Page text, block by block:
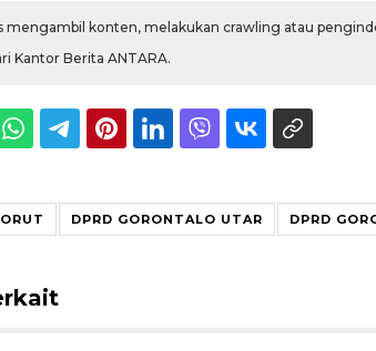
mengambil konten, melakukan crawling atau
Kantor Berita ANTARA.
DPRD GORONTALO UTAR DPRD